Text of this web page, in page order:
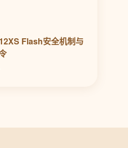
Flash安全机制与